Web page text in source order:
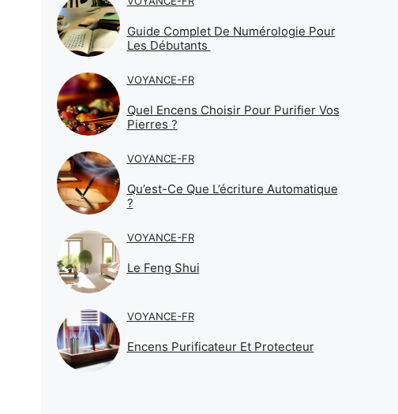
Guide Complet De Numérologie Pour
Les Débutants
VOYANCE-FR
Quel Encens Choisir Pour Purifier Vos
Pierres ?
VOYANCE-FR
Qu’est-Ce Que L’écriture Automatique
?
VOYANCE-FR
Le Feng Shui
VOYANCE-FR
Encens Purificateur Et Protecteur